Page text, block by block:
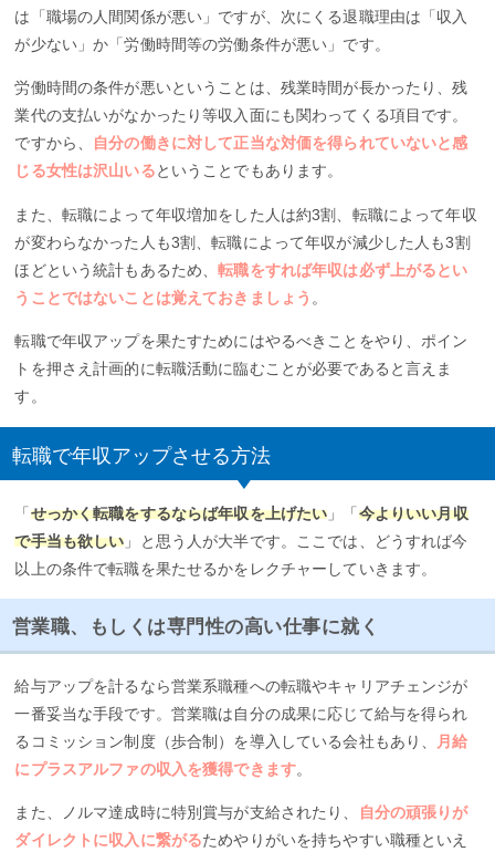
は「職場の人間関係が悪い」ですが、次にくる退職理由は「収入
が少ない」か「労働時間等の労働条件が悪い」です。
労働時間の条件が悪いということは、残業時間が長かったり、残
業代の支払いがなかったり等収入面にも関わってくる項目です。
ですから、
自分の働きに対して正当な対価を得られていないと感
じる女性は沢山いるということでもあります。
また、転職によって年収増加をした人は約3割、転職によって年収
が変わらなかった人も3割、転職によって年収が減少した人も3割
ほどという統計もあるため、転職をすれば年収は必ず上がるとい
うことではないことは覚えておきましょう 。
転職で年収アップを果たすためにはやるべきことをやり、ポイン
トを押さえ計画的に転職活動に臨むことが必要であると言えま
す。
転職で年収アップさせる方法
「 せっかく転職をするならば年収を上げたい 」「 今よりいい月収
で手当も欲しい 」と思う人が大半です。ここでは、どうすれば今
以上の条件で転職を果たせるかをレクチャーしていきます。
営業職、もしくは専門性の高い仕事に就く
給与アップを計るなら営業系職種への転職やキャリアチェンジが
一番妥当な手段です。営業職は自分の成果に応じて給与を得られ
るコミッション制度（歩合制）を導入している会社もあり、
月給
にプラスアルファの収入を獲得できます。
また、ノルマ達成時に特別賞与が支給されたり、
自分の頑張りが
ダイレクトに収入に繋がるためやりがいを持ちやすい職種といえ